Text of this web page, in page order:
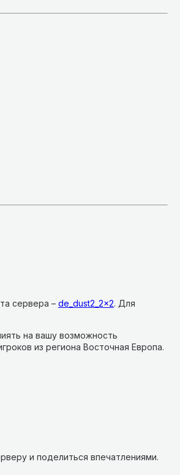
сервера – de_dust2_2x2. Для
на вашу возможность
из региона Восточная Европа.
и поделиться впечатлениями.